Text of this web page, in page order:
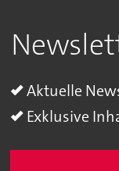
Aktuelle
Exklusive